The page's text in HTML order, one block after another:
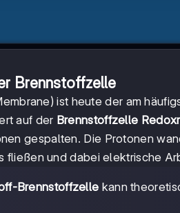
Brennstoffzelle
ist heute der am
auf der Brennstoffzelle
gespalten. Die Protonen
fließen und dabei elektrische
Brennstoffzelle kann